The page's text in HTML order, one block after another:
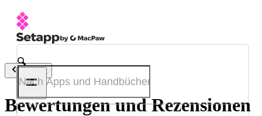
Zurück
Bewertungen und Rezensionen